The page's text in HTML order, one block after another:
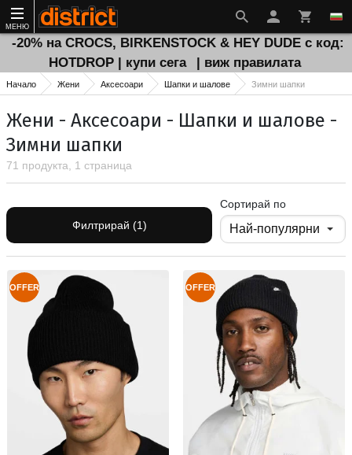
МЕНЮ
-20% на CROCS, BIRKENSTOCK & HEY DUDE с код:
HOTDROP | купи сега
| виж правилата
Начало Жени Аксесоари Шапки и шалове Зимни шапки
Жени - Аксесоари - Шапки и шалове -
Зимни шапки
71 продукта, 1 страница
Филтрирай (1)
Сортирай по
OFFER OFFER